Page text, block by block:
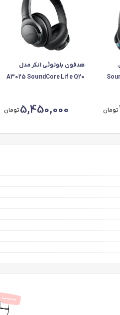
تومان
هدفون بلوتوثی انکر مدل
A3025 SoundCore Life Q20
5,450,000تومان